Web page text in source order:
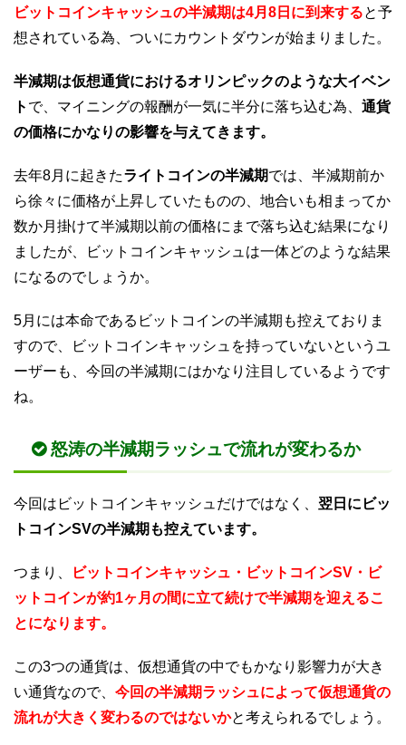
ビットコインキャッシュの半減期は4月8日に到来すると予
想されている為、ついにカウントダウンが始まりました。
半減期は仮想通貨におけるオリンピックのような大イベン
ト で、マイニングの報酬が一気に半分に落ち込む為、 通貨
の価格にかなりの影響を与えてきます。
去年8月に起きたライトコインの半減期では、半減期前か
ら徐々に価格が上昇していたものの、地合いも相まってか
数か月掛けて半減期以前の価格にまで落ち込む結果になり
ましたが、ビットコインキャッシュは一体どのような結果
になるのでしょうか。
5月には本命であるビットコインの半減期も控えておりま
すので、ビットコインキャッシュを持っていないというユ
ーザーも、今回の半減期にはかなり注目しているようです
ね。
怒涛の半減期ラッシュで流れが変わるか
今回はビットコインキャッシュだけではなく、 翌日にビッ
トコインSVの半減期も控えています。
つまり、
ビットコインキャッシュ・ビットコインSV・ビ
ットコインが約1ヶ月の間に立て続けで半減期を迎えるこ
とになります。
この3つの通貨は、仮想通貨の中でもかなり影響力が大き
い通貨なので、 今回の半減期ラッシュによって仮想通貨の
流れが大きく変わるのではないかと考えられるでしょう。